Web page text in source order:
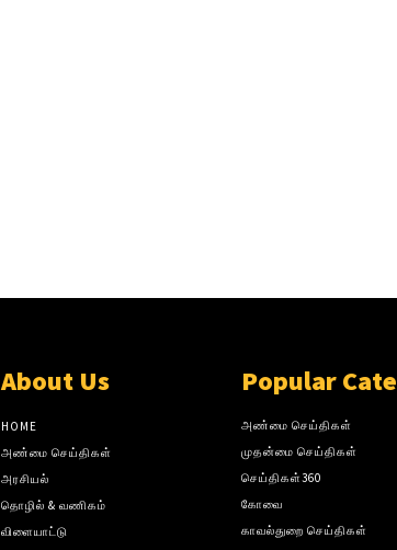
About Us
HOME
அண்மை செய்திகள்
அரசியல்
தொழில் & வணிகம்
விளையாட்டு
Popular
அண்மை செய்திகள்
முதன்மை செய்திகள்
செய்திகள்360
கோவை
காவல்துறை செய்திகள்